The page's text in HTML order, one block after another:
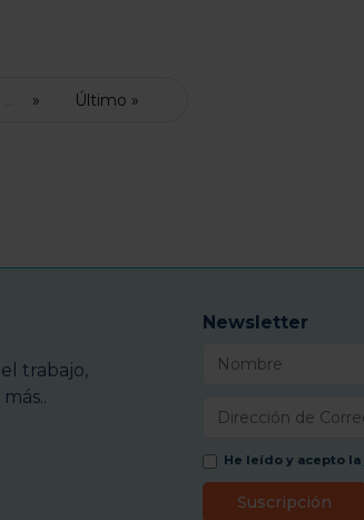
» Último »
trabajo,
Newsletter
He leído y acepto la